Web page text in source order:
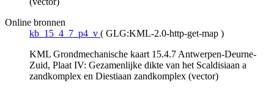
Online bronnen
kb_15_4_7_p4_v ( GLG:KML-2.0-http-get-map )
KML Grondmechanische kaart 15.4.7 Antwerpen-Deurne-
Zuid, Plaat IV: Gezamenlijke dikte van het Scaldisiaan a
zandkomplex en Diestiaan zandkomplex (vector)